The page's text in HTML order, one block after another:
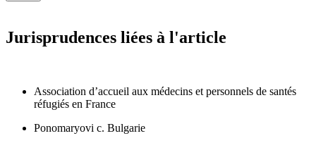
Jurisprudences liées à l'article
Association d’accueil aux médecins et personnels de santés
réfugiés en France
Ponomaryovi c. Bulgarie